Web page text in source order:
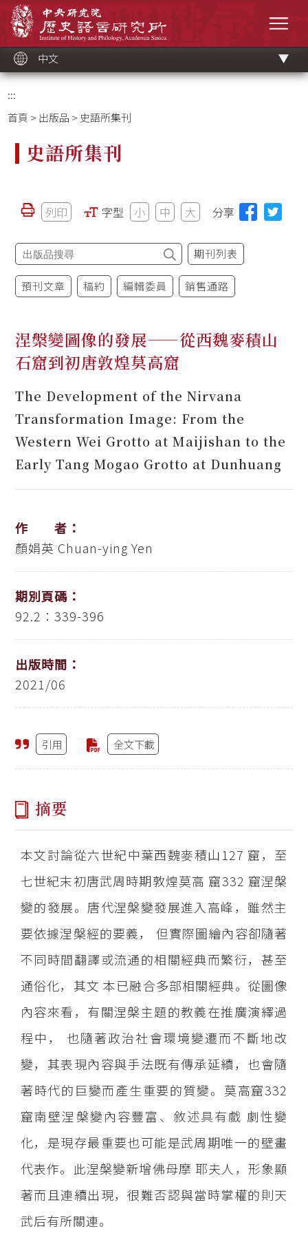
中文
:::
首頁 > 出版品 > 史語所集刊
史語所集刊
列印 字型 小 中 大 分享
期刊列表
預刊文章 稿約 編輯委員 銷售通路
涅槃變圖像的發展——從西魏麥積山
石窟到初唐敦煌莫高窟
The Development of the Nirvana
Transformation Image: From the
Western Wei Grotto at Maijishan to the
Early Tang Mogao Grotto at Dunhuang
作 者：
顏娟英 Chuan-ying Yen
期別頁碼：
92.2：339-396
出版時間：
2021/06
引用 全文下載
摘要
本文討論從六世紀中葉西魏麥積山127 窟，至
七世紀末初唐武周時期敦煌莫高 窟332 窟涅槃
變的發展。唐代涅槃變發展進入高峰，雖然主
要依據涅槃經的要義， 但實際圖繪內容卻隨著
不同時間翻譯或流通的相關經典而繁衍，甚至
通俗化，其文 本已融合多部相關經典。從圖像
內容來看，有關涅槃主題的教義在推廣演繹過
程中， 也隨著政治社會環境變遷而不斷地改
變，其表現內容與手法既有傳承延續，也會隨
著時代的巨變而產生重要的質變。莫高窟332
窟南壁涅槃變內容豐富、敘述具有戲 劇性變
化，是現存最重要也可能是武周期唯一的壁畫
代表作。此涅槃變新增佛母摩 耶夫人，形象顯
著而且連續出現，很難否認與當時掌權的則天
武后有所關連。